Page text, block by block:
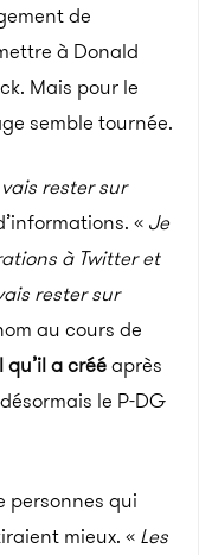
de
à Donald
Mais pour le
semble tournée.
rester sur
« Je
à Twitter et
rester sur
au cours de
a crééaprès
le P-DG
personnes qui
mieux. « Les